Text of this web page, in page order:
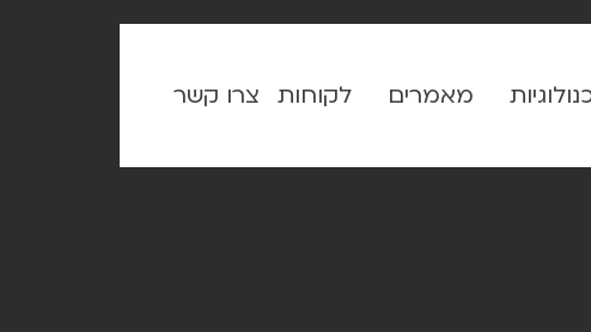
מאמרים לקוחות צרו קשר